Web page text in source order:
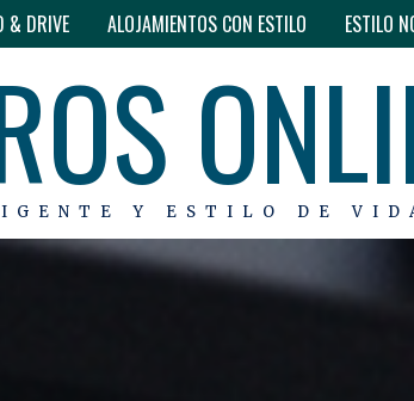
& DRIVE ALOJAMIENTOS CON ESTILO ESTILO
Y ESTILO DE